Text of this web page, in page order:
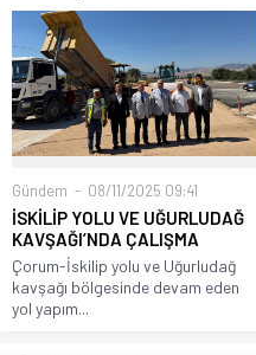
Gündem 08/11/2025 09:41
İSKİLİP YOLU VE UĞURLUDAĞ
KAVŞAĞI’NDA ÇALIŞMA
Çorum-İskilip yolu ve Uğurludağ
kavşağı bölgesinde devam eden
yol yapım...